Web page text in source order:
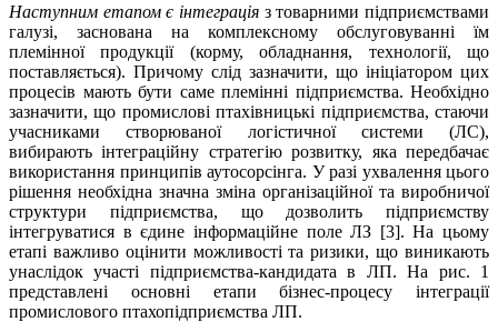
Наступним етапом є інтеграція з товарними підприємствами
галузі, заснована на комплексному обслуговуванні їм
племінної продукції (корму, обладнання, технології, що
поставляється). Причому слід зазначити, що ініціатором цих
процесів мають бути саме племінні підприємства. Необхідно
зазначити, що промислові птахівницькі підприємства, стаючи
учасниками створюваної логістичної системи (ЛС),
вибирають інтеграційну стратегію розвитку, яка передбачає
використання принципів аутосорсінга. У разі ухвалення цього
рішення необхідна значна зміна організаційної та виробничої
структури підприємства, що дозволить підприємству
інтегруватися в єдине інформаційне поле ЛЗ [3]. На цьому
етапі важливо оцінити можливості та ризики, що виникають
унаслідок участі підприємства-кандидата в ЛП. На рис. 1
представлені основні етапи бізнес-процесу інтеграції
промислового птахопідприємства ЛП.